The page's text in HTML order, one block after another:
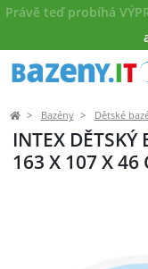
Právě teď probíhá
Bazény Dětské
INTEX
163 X 107 X 46